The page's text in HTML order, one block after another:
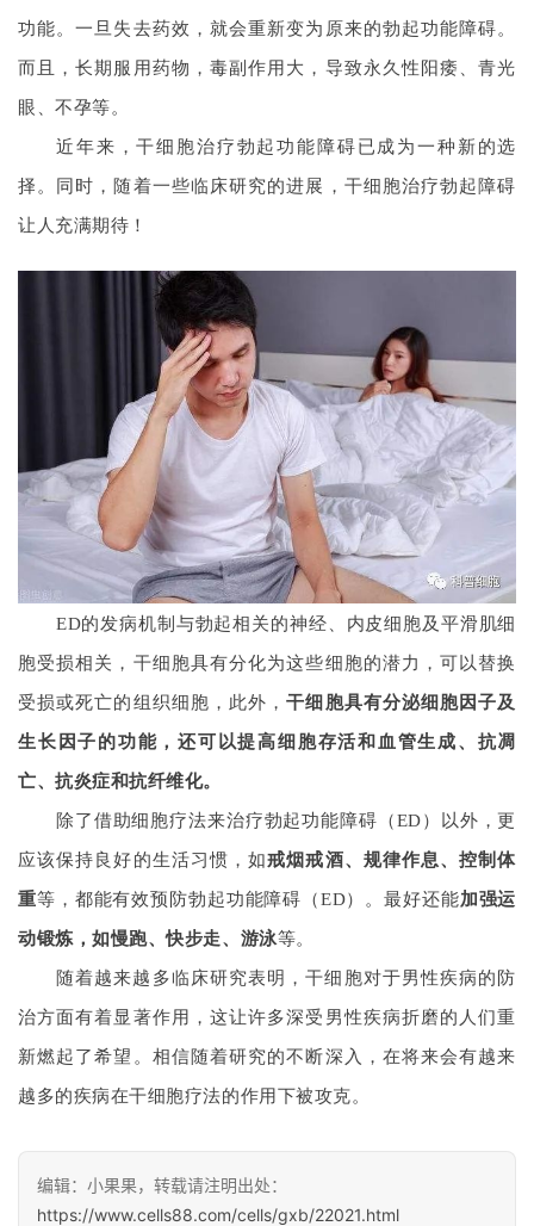
功能。一旦失去药效，就会重新变为原来的勃起功能障碍。
而且，长期服用药物，毒副作用大，导致永久性阳痿、青光
眼、不孕等。
近年来，干细胞治疗勃起功能障碍已成为一种新的选
择。同时，随着一些临床研究的进展，干细胞治疗勃起障碍
让人充满期待！
ED的发病机制与勃起相关的神经、内皮细胞及平滑肌细
胞受损相关， 干细胞具有分化为这些细胞的潜力，可以替换
受损或死亡的组织细胞 ， 此外，干细胞具有分泌细胞因子及
生长因子的功能，还可以提高细胞存活和血管生成、抗凋
亡、抗炎症和抗纤维化。
除了借助细胞疗法来治疗勃起功能障碍（ED）以外，更
应该保持良好的生活习惯，如戒烟戒酒、规律作息、控制体
重等，都能有效预防勃起功能障碍（ED）。最好还能加强运
动锻炼，如慢跑、快步走、游泳等。
随着越来越多临床研究表明，干细胞对于男性疾病的防
治方面有着显著作用， 这让许多深受男性疾病折磨的人们重
新燃起了希望。相信随着研究的不断深入，在将来会有越来
越多的疾病在干细胞疗法的作用下被攻克。
编辑：小果果，转载请注明出处：
https://www.cells88.com/cells/gxb/22021.html